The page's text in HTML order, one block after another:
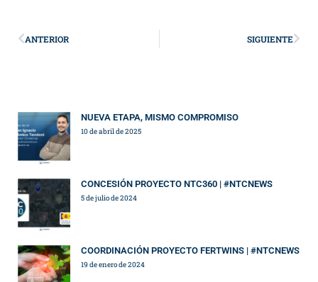
ANTERIOR SIGUIENTE
NUEVA ETAPA, MISMO COMPROMISO
10 de abril de 2025
CONCESIÓN PROYECTO NTC360 | #NTCNEWS
5 de julio de 2024
COORDINACIÓN PROYECTO FERTWINS | #NTCNEWS
19 de enero de 2024